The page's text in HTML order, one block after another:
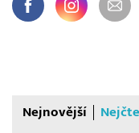
Nejnovější